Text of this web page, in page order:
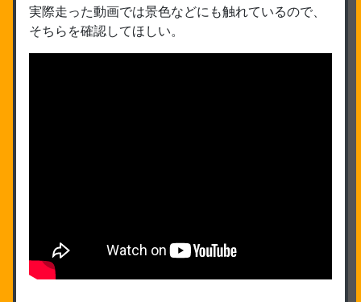
実際走った動画では景色などにも触れているので、
そちらを確認してほしい。